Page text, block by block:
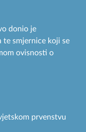
donio je
smjernice koji se
ovisnosti o
prvenstvu